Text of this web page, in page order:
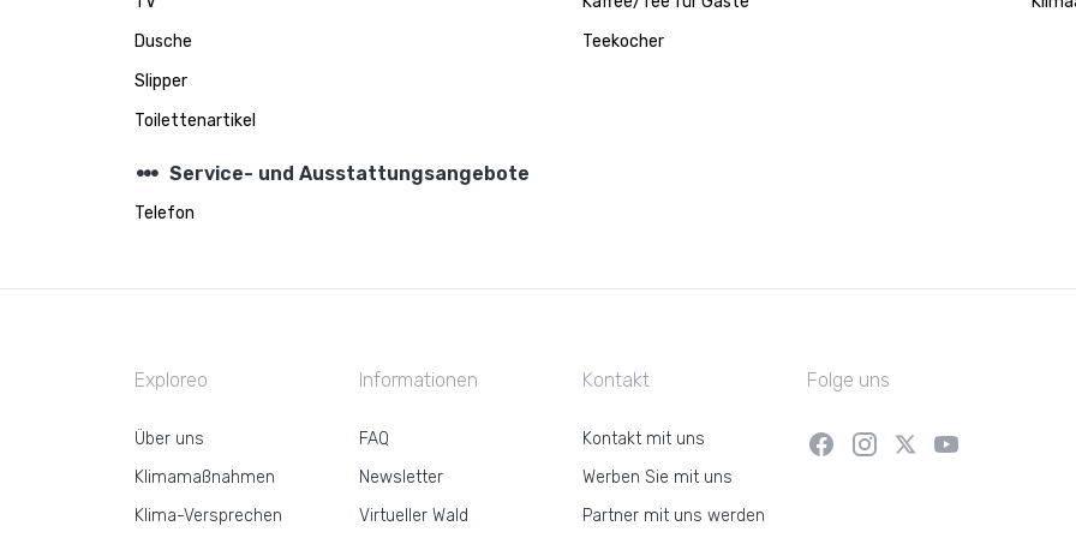
Dusche
Slipper
Toilettenartikel
Teekocher
steppers Service- und Ausstattungsangebote
Telefon
Exploreo
Über uns
Klimamaßnahmen
Klima-Versprechen
Informationen
FAQ
Newsletter
Virtueller Wald
Kontakt
Kontakt mit uns
Werben Sie mit uns
Partner mit uns werden
Folge uns